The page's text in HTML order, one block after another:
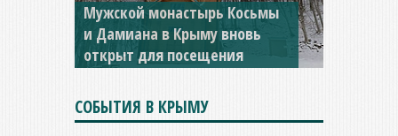
Мужской монастырь Косьмы
и Дамиана в Крыму вновь
открыт для посещения
СОБЫТИЯ В КРЫМУ